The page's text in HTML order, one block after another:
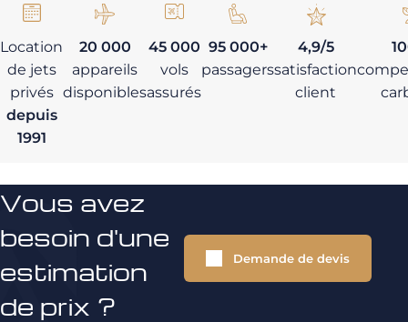
Location
de jets
privés
depuis
1991
20 000
appareils
disponibles
45 000
vols
assurés
95 000+
passagers
4,9/5
satisfaction
client
Vous avez
besoin d'une
estimation
de prix ?
Demande de devis